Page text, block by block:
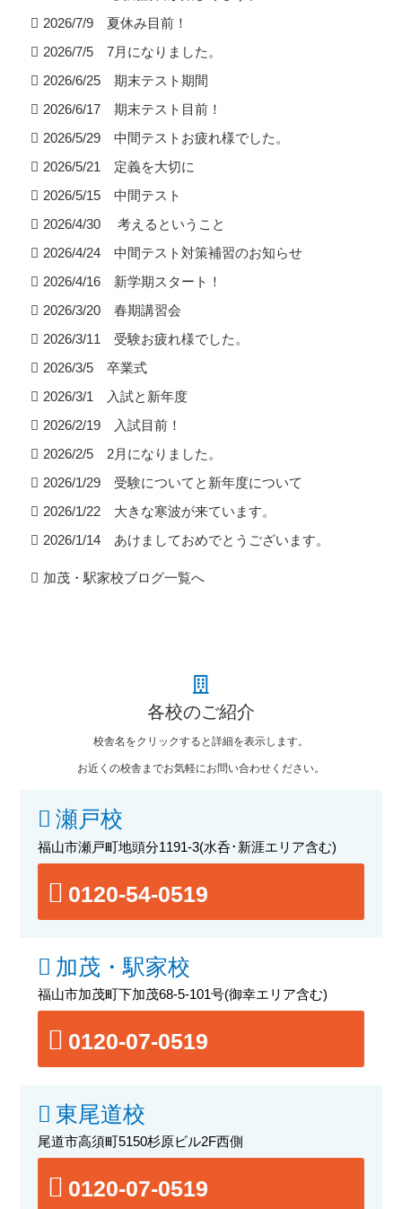
2026/7/9 夏休み目前！
2026/7/5 7月になりました。
2026/6/25 期末テスト期間
2026/6/17 期末テスト目前！
2026/5/29 中間テストお疲れ様でした。
2026/5/21 定義を大切に
2026/5/15 中間テスト
2026/4/30 考えるということ
2026/4/24 中間テスト対策補習のお知らせ
2026/4/16 新学期スタート！
2026/3/20 春期講習会
2026/3/11 受験お疲れ様でした。
2026/3/5 卒業式
2026/3/1 入試と新年度
2026/2/19 入試目前！
2026/2/5 2月になりました。
2026/1/29 受験についてと新年度について
2026/1/22 大きな寒波が来ています。
2026/1/14 あけましておめでとうございます。
加茂・駅家校ブログ一覧へ
各校のご紹介
校舎名をクリックすると詳細を表示します。
お近くの校舎までお気軽にお問い合わせください。
瀬戸校
福山市瀬戸町地頭分1191-3(水呑･新涯エリア含む)
0120-54-0519
加茂・駅家校
福山市加茂町下加茂68-5-101号(御幸エリア含む)
0120-07-0519
東尾道校
尾道市高須町5150杉原ビル2F西側
0120-07-0519